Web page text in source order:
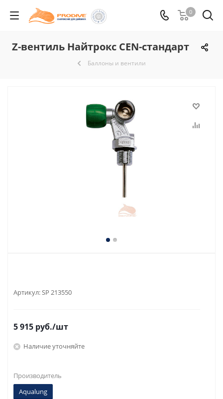
0
Z-вентиль Найтрокс CEN-стандарт
Баллоны и вентили
Артикул:SP 213550
5 915 руб./шт
Наличие уточняйте
Производитель
Aqualung